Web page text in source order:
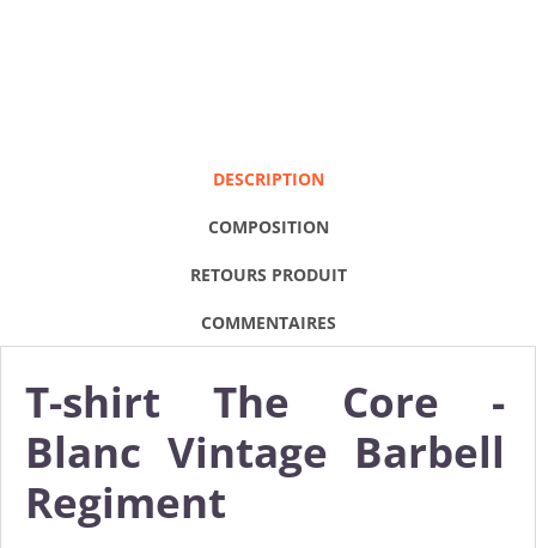
DESCRIPTION
COMPOSITION
RETOURS PRODUIT
COMMENTAIRES
T-shirt The Core -
Blanc Vintage Barbell
Regiment